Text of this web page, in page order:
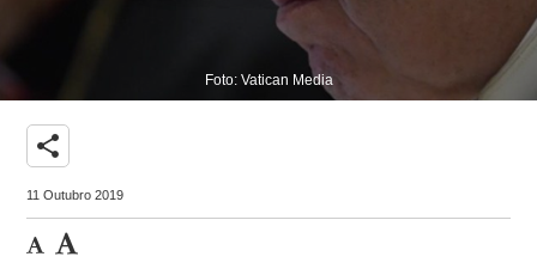
Foto: Vatican Media
share
11 Outubro 2019